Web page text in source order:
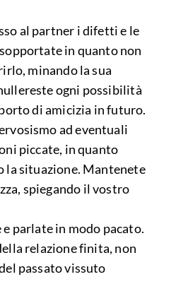
al partner i difetti e le
in quanto non
minando la sua
ogni possibilità
di amicizia in futuro.
ad eventuali
piccate, in quanto
la situazione. Mantenete
spiegando il vostro
e parlate in modo pacato.
relazione finita, non
passato vissuto